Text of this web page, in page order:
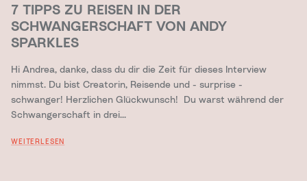
7 TIPPS ZU REISEN IN DER
SCHWANGERSCHAFT VON ANDY
SPARKLES
Hi Andrea, danke, dass du dir die Zeit für dieses Interview
nimmst. Du bist Creatorin, Reisende und - surprise -
schwanger! Herzlichen Glückwunsch! Du warst während der
Schwangerschaft in drei...
WEITERLESEN